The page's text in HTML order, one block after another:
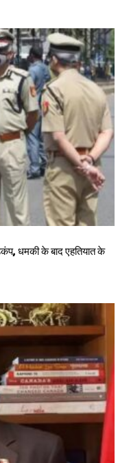
धमकी के बाद एहतियात के